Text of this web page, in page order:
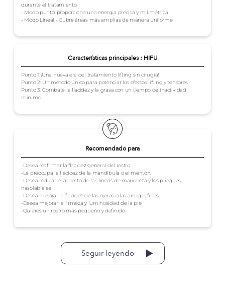
Recomendado para
-Desea reafirmar la flacidez general del rostro
-Le preocupa la flacidez de la mandíbula o el mentón.
-Desea reducir el aspecto de las líneas de marioneta y los pliegues
nasolabiales
-Desea mejorar la flacidez de las ojeras o las arrugas finas
-Desea mejorar la firmeza y luminosidad de la piel
-Quieres un rostro más pequeño y definido
durante el tratamiento:
- Modo punto: proporciona una energía precisa y milimétrica
- Modo Lineal - Cubre áreas más amplias de manera uniforme
Características principales : HIFU
Punto 1: ¡Una nueva era del tratamiento lifting sin cirugía!
Punto 2: Un método único para potenciar los efectos lifting y tensores
Punto 3: Combate la flacidez y la grasa con un tiempo de inactividad
mínimo
Seguir leyendo